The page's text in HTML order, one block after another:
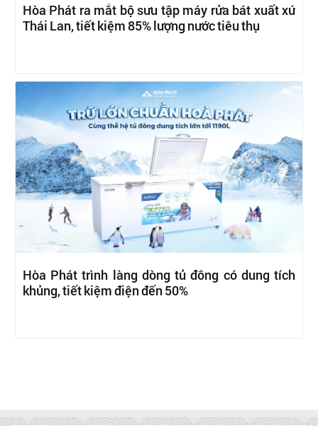
Hòa Phát ra mắt bộ sưu tập máy rửa bát xuất xứ
Thái Lan, tiết kiệm 85% lượng nước tiêu thụ
Hòa Phát trình làng dòng tủ đông có dung tích
khủng, tiết kiệm điện đến 50%